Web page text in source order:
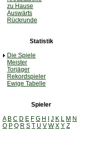
zu Hause
Auswärts
Rückrunde
Statistik
Die Spiele
Meister
Torjäger
Rekordspieler
Ewige Tabelle
Spieler
A B C D E F G H J K L M N
O P Q R S T U V W X Y Z